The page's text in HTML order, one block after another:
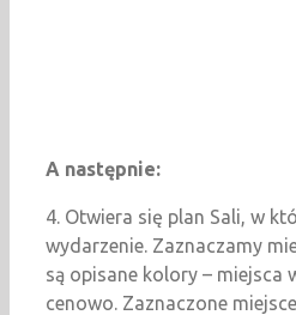
A następnie:
4. Otwiera się plan Sali, w
wydarzenie. Zaznaczamy
są opisane kolory – miejsca
cenowo. Zaznaczone